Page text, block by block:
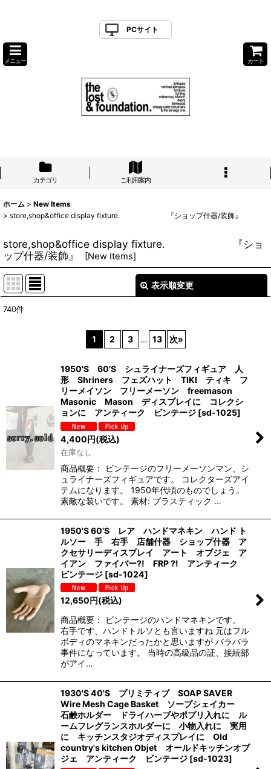
PCサイト
メニュー カート
カテゴリ ご利用案内
ホーム > New Items
> store,shop&office display fixture. 『ショップ什器/装飾』
store,shop&office display fixture. 『ショ
ップ什器/装飾』
[New Items]
表示順変更
絞り込む
740件
1 2 3 ... 13 次»
1950'S 60’S シュライナーズフィギュア 人
形 Shriners フェズハット TIKI ティキ フ
リーメイソン フリーメーソン freemason
Masonic Mason ディスプレイに コレクシ
ョンに アンティーク ビンテージ [sd-1025]
4,400円(税込)
在庫なし
商品概要： ビンテージのフリーメーソンマン、シ
ュライナーズフィギュアです。 コレクターズアイ
テムになります。 1950年代頃のものでしょう。
素敵な装いです。 素材: プラスティック …
1950'S 60'S レア ハンドマネキン ハンド ト
ルソー 手 右手 店舗什器 ショップ什器 ア
クセサリーディスプレイ アート オブジェ ア
イアン ファイバー?! FRP ?! アンティーク
ビンテージ [sd-1024]
12,650円(税込)
商品概要： ビンテージのハンドマネキンです。
右手です、ハンドトルソとも言いますね 元はフル
ボディのマネキンだったかと思いますが バラバラ
事件になっています。 当時の高級品の証、接続部
がアイ…
1930'S 40'S プリミティブ SOAP SAVER
Wire Mesh Cage Basket ソープシェイカー
石鹸ホルダー ドライハーブやポプリ入れに ル
ームフレグランスホルダーに 小物入れに 実用
に キッチンスタジオディスプレイに Old
‎country's kitchen Objet オールドキッチンオブ
ジェ アンティーク ビンテージ [sd-1023]